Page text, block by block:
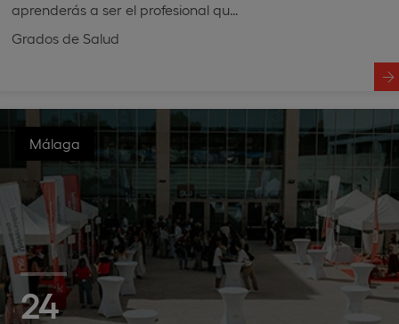
aprenderás a ser el profesional qu…
Grados de Salud
Málaga
24